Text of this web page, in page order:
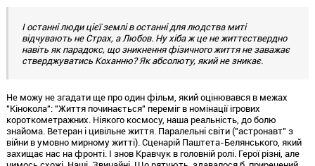
І останні люди цієї землі в останні для людства миті
відчувають не Страх, а Любов. Ну хіба ж це не життєствердно
навіть як парадокс, що зникнення фізичного життя не заважає
стверджуватись Коханню? Як абсолюту, який не зникає.
Не можу не згадати ще про один фільм, який оцінювався в межах
"Кінокола": "Життя починається" переміг в номінації ігрових
короткометражних. Ніякого космосу, наша реальність, до болю
знайома. Ветеран і цивільне життя. Паралельні світи ("астронавт" з
війни в умовно мирному житті). Сценарій Паштета-Белянського, який
захищає нас на фронті. І знов Кравчук в головній ролі. Герої різні, але